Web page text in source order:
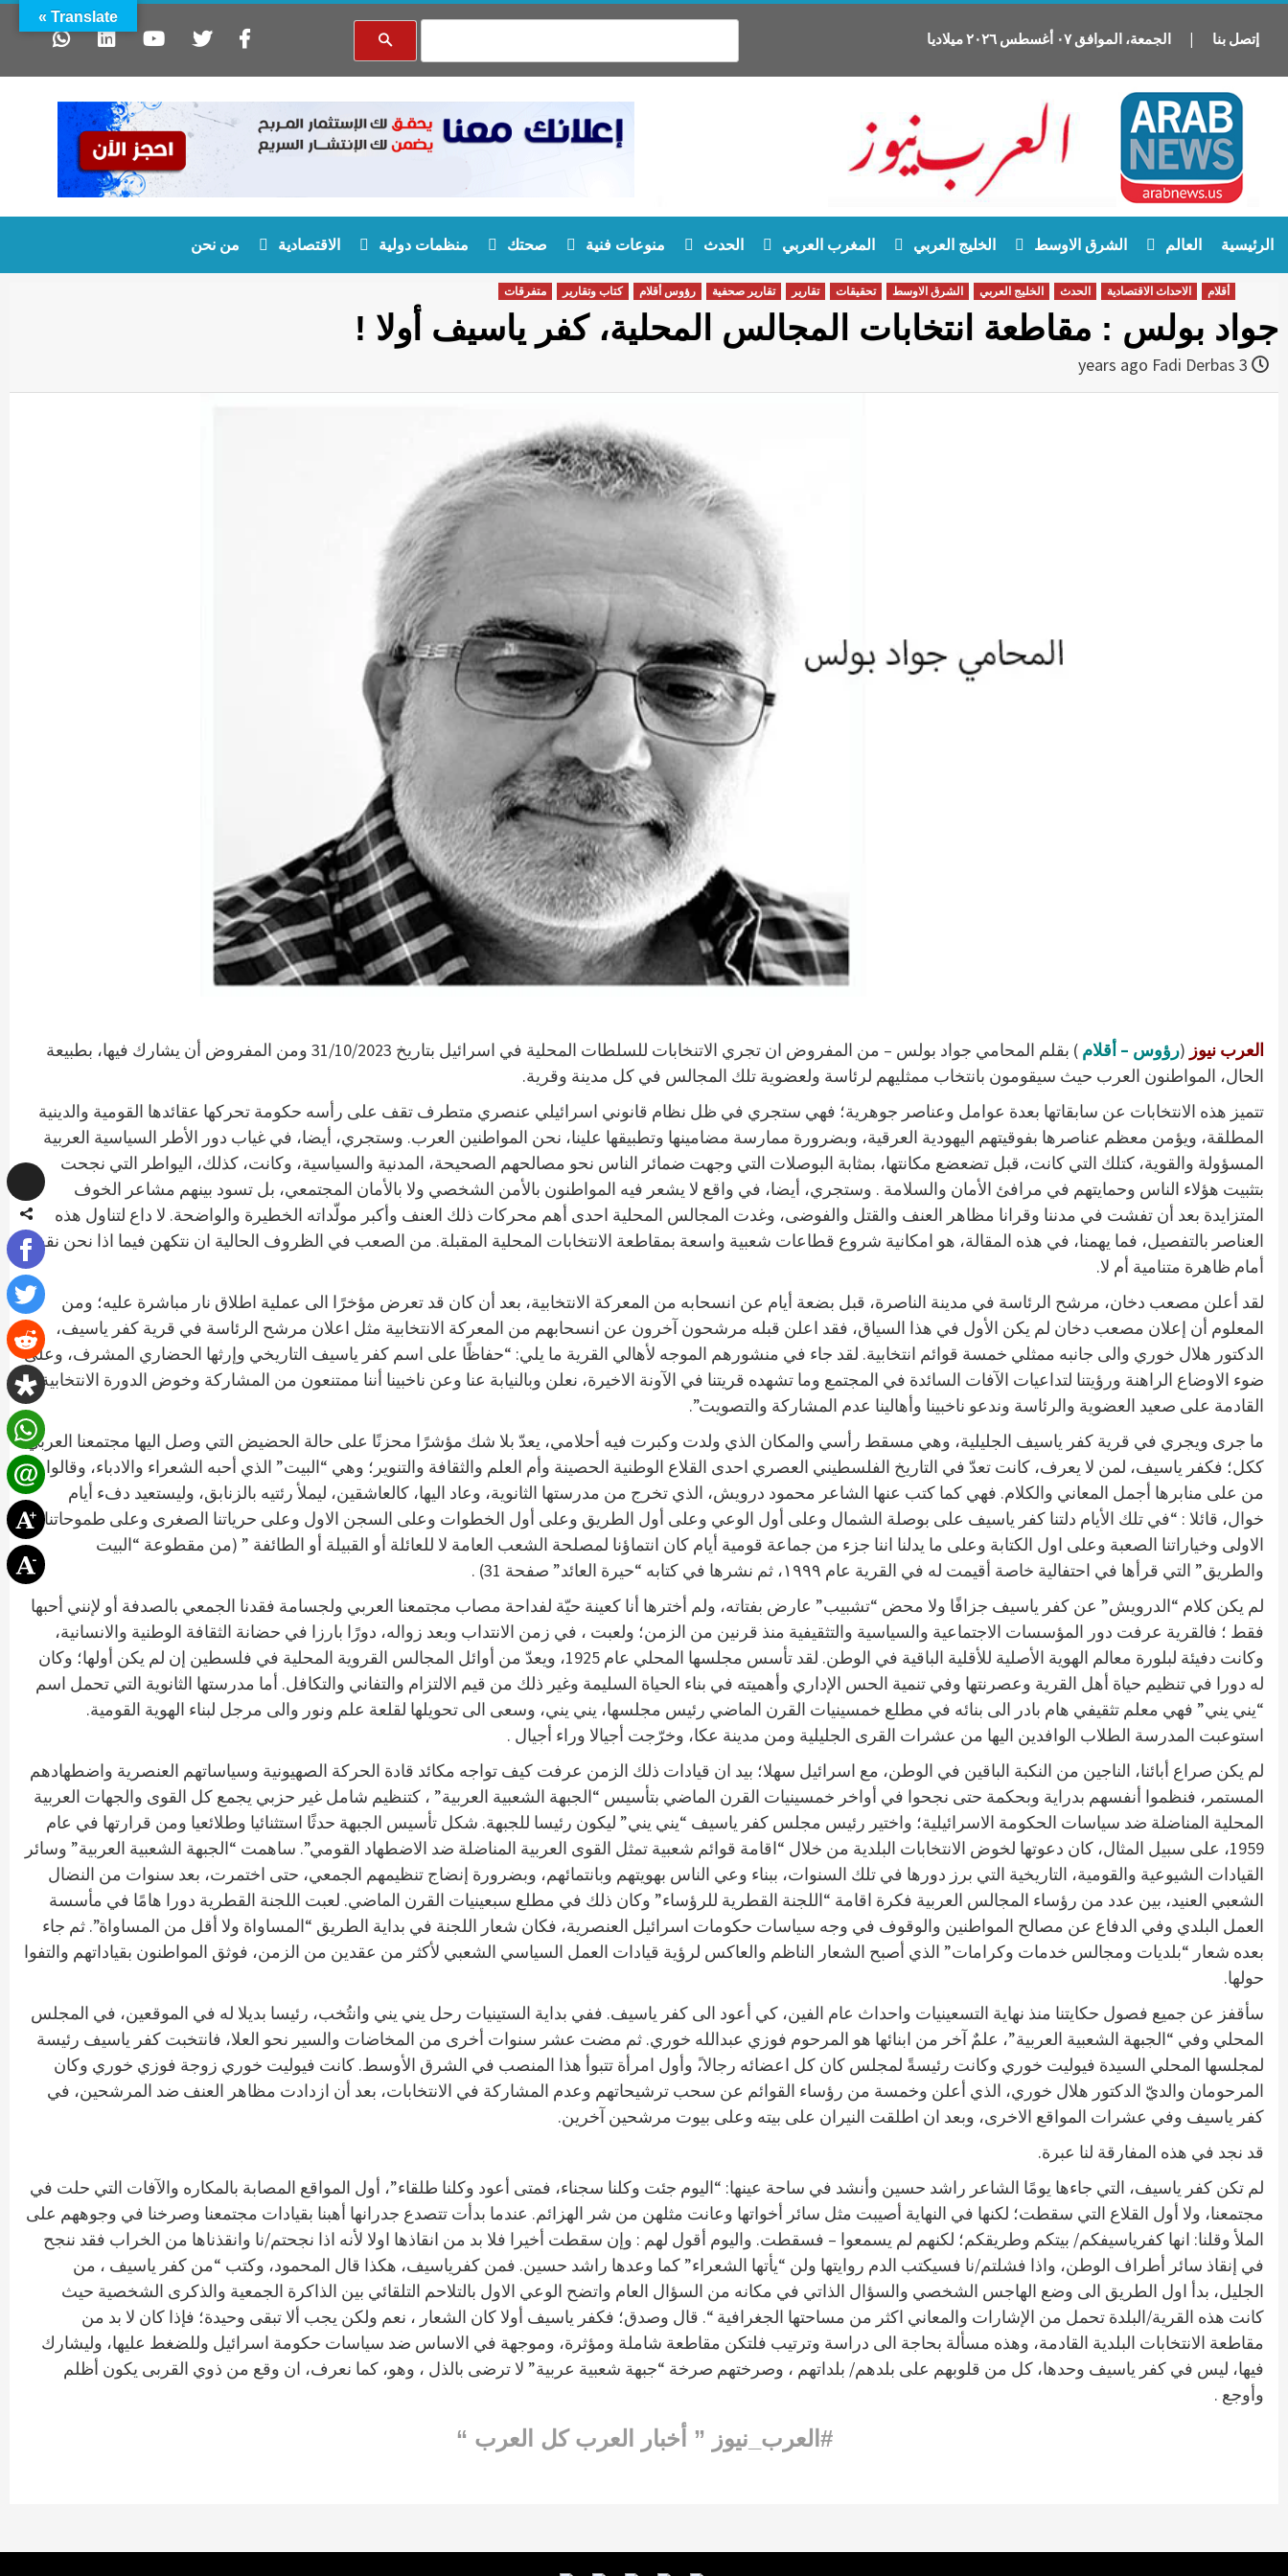
إتصل بنا | الجمعة، الموافق٠٧ أغسطس ٢٠٢٦ميلاديا
content
الرئيسية العالم الشرق الاوسط الخليج العربي المغرب العربي الحدث منوعات فنية صحتك منظمات دولية الاقتصادية من نحن
أقلام الاحداث الاقتصادية الحدث الخليج العربي الشرق الاوسط تحقيقات تقارير تقارير صحفية رؤوس أقلام كتاب وتقارير متفرقات
جواد بولس : مقاطعة انتخابات المجالس المحلية، كفر ياسيف أولا !
Fadi Derbas
العرب نيوز (رؤوس – أقلام
) بقلم المحامي جواد بولس – من المفروض ان تجري الاتنخابات للسلطات المحلية في اسرائيل بتاريخ 31/10/2023 ومن المفروض أن يشارك فيها، بطبيعة
الحال، المواطنون العرب حيث سيقومون بانتخاب ممثليهم لرئاسة ولعضوية تلك المجالس في كل مدينة وقرية.
تتميز هذه الانتخابات عن سابقاتها بعدة عوامل وعناصر جوهرية؛ فهي ستجري في ظل نظام قانوني اسرائيلي عنصري متطرف تقف على رأسه حكومة تحركها عقائدها القومية والدينية
المطلقة، ويؤمن معظم عناصرها بفوقيتهم اليهودية العرقية، وبضرورة ممارسة مضامينها وتطبيقها علينا، نحن المواطنين العرب. وستجري، أيضا، في غياب دور الأطر السياسية العربية
المسؤولة والقوية، كتلك التي كانت، قبل تضعضع مكانتها، بمثابة البوصلات التي وجهت ضمائر الناس نحو مصالحهم الصحيحة، المدنية والسياسية، وكانت، كذلك، اليواطر التي نجحت
بتثبيت هؤلاء الناس وحمايتهم في مرافئ الأمان والسلامة . وستجري، أيضا، في واقع لا يشعر فيه المواطنون بالأمن الشخصي ولا بالأمان المجتمعي، بل تسود بينهم مشاعر الخوف
المتزايدة بعد أن تفشت في مدننا وقرانا مظاهر العنف والقتل والفوضى، وغدت المجالس المحلية احدى أهم محركات ذلك العنف وأكبر مولّداته الخطيرة والواضحة. لا داع لتناول هذه
العناصر بالتفصيل، فما يهمنا، في هذه المقالة، هو امكانية شروع قطاعات شعبية واسعة بمقاطعة الانتخابات المحلية المقبلة. من الصعب في الظروف الحالية ان نتكهن فيما اذا نحن نقف
أمام ظاهرة متنامية أم لا.
لقد أعلن مصعب دخان، مرشح الرئاسة في مدينة الناصرة، قبل بضعة أيام عن انسحابه من المعركة الانتخابية، بعد أن كان قد تعرض مؤخرًا الى عملية اطلاق نار مباشرة عليه؛ ومن
المعلوم أن إعلان مصعب دخان لم يكن الأول في هذا السياق، فقد اعلن قبله مرشحون آخرون عن انسحابهم من المعركة الانتخابية مثل اعلان مرشح الرئاسة في قرية كفر ياسيف،
الدكتور هلال خوري والى جانبه ممثلي خمسة قوائم انتخابية. لقد جاء في منشورهم الموجه لأهالي القرية ما يلي: “حفاظًا على اسم كفر ياسيف التاريخي وإرثها الحضاري المشرف، وعلى
ضوء الاوضاع الراهنة ورؤيتنا لتداعيات الآفات السائدة في المجتمع وما تشهده قريتنا في الآونة الاخيرة، نعلن وبالنيابة عنا وعن ناخبينا أننا ممتنعون من المشاركة وخوض الدورة الانتخابية
القادمة على صعيد العضوية والرئاسة وندعو ناخبينا وأهالينا عدم المشاركة والتصويت”.
ما جرى ويجري في قرية كفر ياسيف الجليلية، وهي مسقط رأسي والمكان الذي ولدت وكبرت فيه أحلامي، يعدّ بلا شك مؤشرًا محزنًا على حالة الحضيض التي وصل اليها مجتمعنا العربي
ككل؛ فكفر ياسيف، لمن لا يعرف، كانت تعدّ في التاريخ الفلسطيني العصري احدى القلاع الوطنية الحصينة وأم العلم والثقافة والتنوير؛ وهي “البيت” الذي أحبه الشعراء والادباء، وقالوا
من على منابرها أجمل المعاني والكلام. فهي كما كتب عنها الشاعر محمود درويش، الذي تخرج من مدرستها الثانوية، وعاد اليها، كالعاشقين، ليملأ رئتيه بالزنابق، وليستعيد دفء أيام
خوال، قائلا : “في تلك الأيام دلتنا كفر ياسيف على بوصلة الشمال وعلى أول الوعي وعلى أول الطريق وعلى أول الخطوات وعلى السجن الاول وعلى حرياتنا الصغرى وعلى طموحاتنا
الاولى وخياراتنا الصعبة وعلى اول الكتابة وعلى ما يدلنا اننا جزء من جماعة قومية أيام كان انتماؤنا لمصلحة الشعب العامة لا للعائلة أو القبيلة أو الطائفة ” (من مقطوعة “البيت
والطريق” التي قرأها في احتفالية خاصة أقيمت له في القرية عام ١٩٩٩، ثم نشرها في كتابه “حيرة العائد” صفحة 31) .
لم يكن كلام “الدرويش” عن كفر ياسيف جزافًا ولا محض “تشبيب” عارض بفتاته، ولم أخترها أنا كعينة حيّة لفداحة مصاب مجتمعنا العربي ولجسامة فقدنا الجمعي بالصدفة أو لإنني أحبها
فقط ؛ فالقرية عرفت دور المؤسسات الاجتماعية والسياسية والتثقيفية منذ قرنين من الزمن؛ ولعبت ، في زمن الانتداب وبعد زواله، دورًا بارزا في حضانة الثقافة الوطنية والانسانية،
وكانت دفيئة لبلورة معالم الهوية الأصلية للأقلية الباقية في الوطن. لقد تأسس مجلسها المحلي عام 1925، ويعدّ من أوائل المجالس القروية المحلية في فلسطين إن لم يكن أولها؛ وكان
له دورا في تنظيم حياة أهل القرية وعصرنتها وفي تنمية الحس الإداري وأهميته في بناء الحياة السليمة وغير ذلك من قيم الالتزام والتفاني والتكافل. أما مدرستها الثانوية التي تحمل اسم
“يني يني” فهي معلم تثقيفي هام بادر الى بنائه في مطلع خمسينيات القرن الماضي رئيس مجلسها، يني يني، وسعى الى تحويلها لقلعة علم ونور والى مرجل لبناء الهوية القومية.
استوعبت المدرسة الطلاب الوافدين اليها من عشرات القرى الجليلية ومن مدينة عكا، وخرّجت أجيالا وراء أجيال .
لم يكن صراع أبائنا، الناجين من النكبة الباقين في الوطن، مع اسرائيل سهلا؛ بيد ان قيادات ذلك الزمن عرفت كيف تواجه مكائد قادة الحركة الصهيونية وسياساتهم العنصرية واضطهادهم
المستمر، فنظموا أنفسهم بدراية وبحكمة حتى نجحوا في أواخر خمسينيات القرن الماضي بتأسيس “الجبهة الشعبية العربية” ، كتنظيم شامل غير حزبي يجمع كل القوى والجهات العربية
المحلية المناضلة ضد سياسات الحكومة الاسرائيلية؛ واختير رئيس مجلس كفر ياسيف “يني يني” ليكون رئيسا للجبهة. شكل تأسيس الجبهة حدثًا استثنائيا وطلائعيا ومن قرارتها في عام
1959، على سبيل المثال، كان دعوتها لخوض الانتخابات البلدية من خلال “اقامة قوائم شعبية تمثل القوى العربية المناضلة ضد الاضطهاد القومي”. ساهمت “الجبهة الشعبية العربية” وسائر
القيادات الشيوعية والقومية، التاريخية التي برز دورها في تلك السنوات، ببناء وعي الناس بهويتهم وبانتمائهم، وبضرورة إنضاج تنظيمهم الجمعي، حتى اختمرت، بعد سنوات من النضال
الشعبي العنيد، بين عدد من رؤساء المجالس العربية فكرة اقامة “اللجنة القطرية للرؤساء” وكان ذلك في مطلع سبعينيات القرن الماضي. لعبت اللجنة القطرية دورا هامًا في مأسسة
العمل البلدي وفي الدفاع عن مصالح المواطنين والوقوف في وجه سياسات حكومات اسرائيل العنصرية، فكان شعار اللجنة في بداية الطريق “المساواة ولا أقل من المساواة”. ثم جاء
بعده شعار “بلديات ومجالس خدمات وكرامات” الذي أصبح الشعار الناظم والعاكس لرؤية قيادات العمل السياسي الشعبي لأكثر من عقدين من الزمن، فوثق المواطنون بقياداتهم والتفوا
حولها.
سأقفز عن جميع فصول حكايتنا منذ نهاية التسعينيات واحداث عام الفين، كي أعود الى كفر ياسيف. ففي بداية الستينيات رحل يني يني وانتُخب، رئيسا بديلا له في الموقعين، في المجلس
المحلي وفي “الجبهة الشعبية العربية”، علمٌ آخر من ابنائها هو المرحوم فوزي عبدالله خوري. ثم مضت عشر سنوات أخرى من المخاضات والسير نحو العلا، فانتخبت كفر ياسيف رئيسة
لمجلسها المحلي السيدة فيوليت خوري وكانت رئيسةً لمجلس كان كل اعضائه رجالا،ً وأول امرأة تتبوأ هذا المنصب في الشرق الأوسط. كانت فيوليت خوري زوجة فوزي خوري وكان
المرحومان والديّ الدكتور هلال خوري، الذي أعلن وخمسة من رؤساء القوائم عن سحب ترشيحاتهم وعدم المشاركة في الانتخابات، بعد أن ازدادت مظاهر العنف ضد المرشحين، في
كفر ياسيف وفي عشرات المواقع الاخرى، وبعد ان اطلقت النيران على بيته وعلى بيوت مرشحين آخرين.
قد نجد في هذه المفارقة لنا عبرة.
لم تكن كفر ياسيف، التي جاءها يومًا الشاعر راشد حسين وأنشد في ساحة عينها: “اليوم جئت وكلنا سجناء، فمتى أعود وكلنا طلقاء”، أول المواقع المصابة بالمكاره والآفات التي حلت في
مجتمعنا، ولا أول القلاع التي سقطت؛ لكنها في النهاية أصيبت مثل سائر أخواتها وعانت مثلهن من شر الهزائم. عندما بدأت تتصدع جدرانها أهبنا بقيادات مجتمعنا وصرخنا في وجوههم على
الملأ وقلنا: انها كفرياسيفكم/ بيتكم وطريقكم؛ لكنهم لم يسمعوا – فسقطت. واليوم أقول لهم : وإن سقطت أخيرا فلا بد من انقاذها اولا لأنه اذا نجحتم/نا وانقذناها من الخراب فقد ننجح
في إنقاذ سائر أطراف الوطن، واذا فشلتم/نا فسيكتب الدم روايتها ولن “يأتها الشعراء” كما وعدها راشد حسين. فمن كفرياسيف، هكذا قال المحمود، وكتب “من كفر ياسيف ، من
الجليل، بدأ اول الطريق الى وضع الهاجس الشخصي والسؤال الذاتي في مكانه من السؤال العام واتضح الوعي الاول بالتلاحم التلقائي بين الذاكرة الجمعية والذكرى الشخصية حيث
كانت هذه القرية/البلدة تحمل من الإشارات والمعاني اكثر من مساحتها الجغرافية “. قال وصدق؛ فكفر ياسيف أولا كان الشعار ، نعم ولكن يجب ألا تبقى وحيدة؛ فإذا كان لا بد من
مقاطعة الانتخابات البلدية القادمة، وهذه مسألة بحاجة الى دراسة وترتيب فلتكن مقاطعة شاملة ومؤثرة، وموجهة في الاساس ضد سياسات حكومة اسرائيل وللضغط عليها، وليشارك
فيها، ليس في كفر ياسيف وحدها، كل من قلوبهم على بلدهم/ بلداتهم ، وصرختهم صرخة “جبهة شعبية عربية” لا ترضى بالذل ، وهو، كما نعرف، ان وقع من ذوي القربى يكون أظلم
وأوجع .
#العرب_نيوز ” أخبار العرب كل العرب “
Translate »